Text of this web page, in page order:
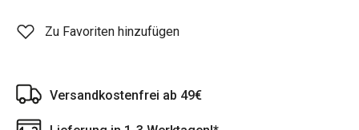
Zu Favoriten hinzufügen
Versandkostenfrei ab 49€